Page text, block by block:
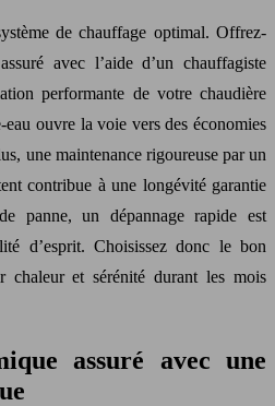
de chauffage optimal. Offrez-
avec l’aide d’un chauffagiste
performante de votre chaudière
ouvre la voie vers des économies
une maintenance rigoureuse par un
contribue à une longévité garantie
panne, un dépannage rapide est
d’esprit. Choisissez donc le bon
chaleur et sérénité durant les mois
assuré avec une